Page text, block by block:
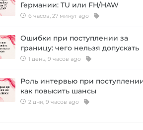
Германии: TU или FH/HAW
6 часов, 27 минут ago
Ошибки при поступлении за
границу: чего нельзя допускать
1 день, 9 часов ago
Роль интервью при
как повысить шансы
2 дня, 9 часов ago